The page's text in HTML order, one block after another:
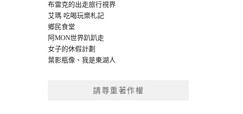
布雷克的出走旅行視界
艾瑪 吃喝玩樂札記
鄉民食堂
阿MON世界趴趴走
女子的休假計劃
葉影瓶像 、我是東湖人
請尊重著作權